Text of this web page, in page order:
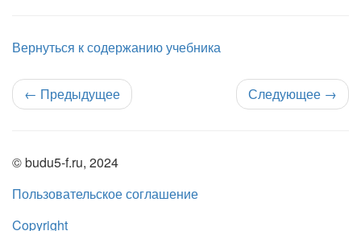
Вернуться к содержанию учебника
← Предыдущее Следующее →
© budu5-f.ru, 2024
Пользовательское соглашение
Copyright